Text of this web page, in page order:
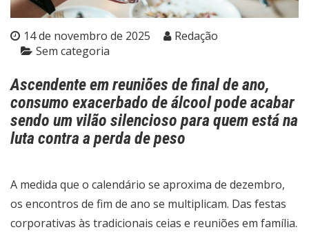
14 de novembro de 2025
Redação
Sem categoria
Ascendente em reuniões de final de ano,
consumo exacerbado de álcool pode acabar
sendo um vilão silencioso para quem está na
luta contra a perda de peso
A medida que o calendário se aproxima de dezembro,
os encontros de fim de ano se multiplicam. Das festas
corporativas às tradicionais ceias e reuniões em família.